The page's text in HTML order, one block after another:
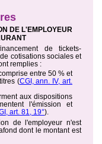
DE L'EMPLOYEUR
de tickets-
cotisations sociales et
remplies :
entre 50 % et
(CGI, ann. IV, art.
aux dispositions
l'émission et
art. 81, 19°).
de l'employeur n'est
dont le montant est